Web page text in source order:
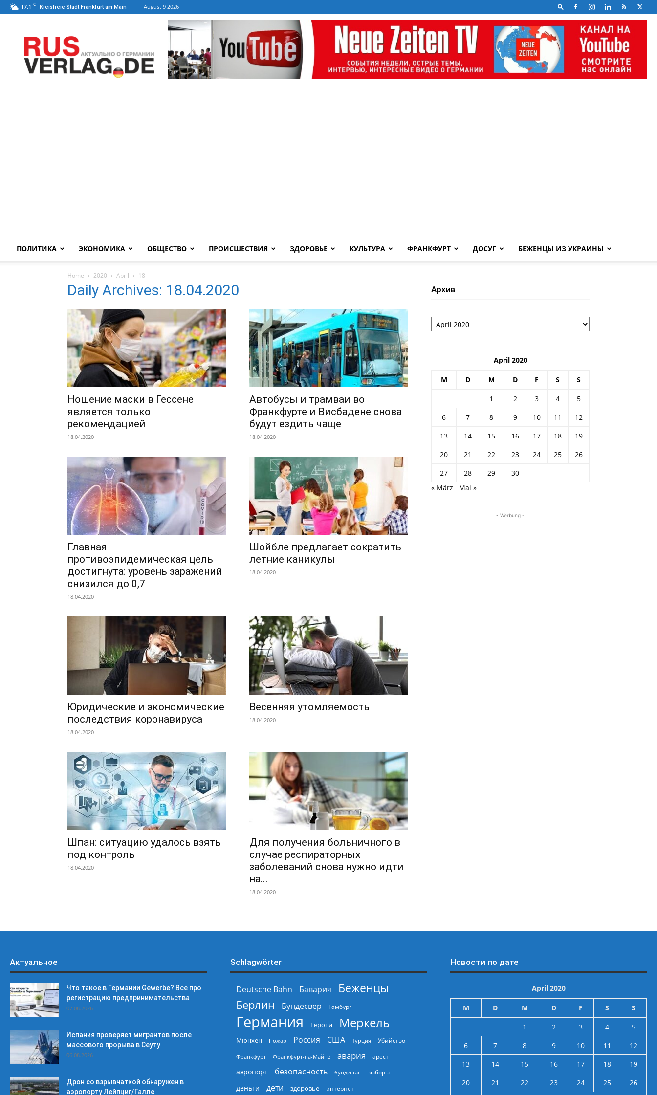
17.1 C Kreisfreie Stadt Frankfurt am Main August 9 2026
ПОЛИТИКА ЭКОНОМИКА ОБЩЕСТВО ПРОИСШЕСТВИЯ ЗДОРОВЬЕ КУЛЬТУРА ФРАНКФУРТ ДОСУГ БЕЖЕНЦЫ ИЗ УКРАИНЫ
Home 2020 April 18
Daily Archives: 18.04.2020
Ношение маски в Гессене
является только
рекомендацией
18.04.2020
Автобусы и трамваи во
Франкфурте и Висбадене снова
будут ездить чаще
18.04.2020
Главная
противоэпидемическая цель
достигнута: уровень заражений
снизился до 0,7
18.04.2020
Шойбле предлагает сократить
летние каникулы
18.04.2020
Юридические и экономические
последствия коронавируса
18.04.2020
Весенняя утомляемость
18.04.2020
Шпан: ситуацию удалось взять
под контроль
18.04.2020
Для получения больничного в
случае респираторных
заболеваний снова нужно идти
на...
18.04.2020
Архив
Архив
April 2020
M D M D F S S
1 2 3 4
5
6
7 8 9 10 11
12
13
14 15 16 17 18
19
20
21 22 23 24 25
26
27
28 29
30
« März
Mai »
- Werbung -
Актуальное
Что такое в Германии Gewerbe? Все про
регистрацию предпринимательства
07.08.2026
Испания проверяет мигрантов после
массового прорыва в Сеуту
06.08.2026
Дрон со взрывчаткой обнаружен в
аэропорту Лейпциг/Галле
Schlagwörter
Deutsche Bahn Бавария
Беженцы
Берлин
Бундесвер Гамбург
Германия Европа Меркель
Мюнхен Пожар Россия США Турция Убийство
Франкфурт Франкфурт-на-Майне авария арест
аэропорт безопасность бундестаг выборы
деньги дети здоровье интернет
Новости по дате
April 2020
M D M D F S S
1 2 3 4
5
6
7 8 9 10 11
12
13
14 15 16 17 18
19
20
21 22 23 24 25 26